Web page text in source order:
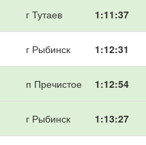
г Тутаев 1:11:37
г Рыбинск 1:12:31
п Пречистое 1:12:54
г Рыбинск 1:13:27